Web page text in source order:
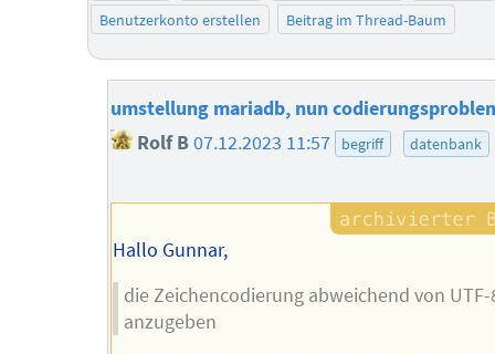
Benutzerkonto erstellen
Beitrag im Thread-Baum
umstellung mariadb, nun
Rolf B 07.12.2023 11:57 begriff datenbank
Hallo Gunnar,
die Zeichencodierung abweichend von UTF-
anzugeben